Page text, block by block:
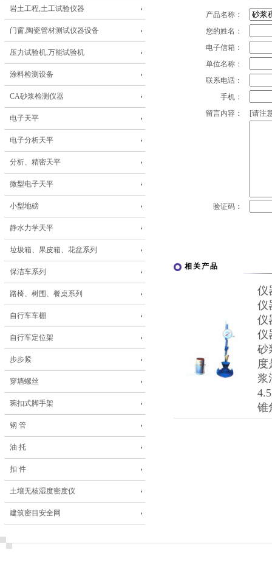
岩土工程,土工试验仪器
门窗,陶瓷管材测试仪器设备
压力试验机,万能试验机
涂料检测设备
CA砂浆检测仪器
电子天平
电子分析天平
分析、精密天平
微型电子天平
小型地磅
静水力学天平
垃圾箱、果皮箱、花盆系列
保洁车系列
路椅、树围、餐桌系列
自行车车棚
自行车定位架
步步紧
穿墙螺丝
琬扣式脚手架
钢 管
油 托
扣 件
土壤无核湿度密度仪
建筑密目安全网
产品名称：
您的姓名：
电子信箱：
单位名称：
联系电话：
手机：
留言内容：
[请注
验证码：
相关产品
仪
仪
仪
仪
砂
度
浆
锥